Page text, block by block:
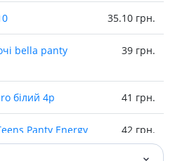
35.10 грн.
bella panty
39 грн.
бiлий 4р 41 грн.
Panty Energy
42 грн.